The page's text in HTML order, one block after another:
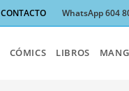
CONTACTO WhatsApp 604
CÓMICS LIBROS